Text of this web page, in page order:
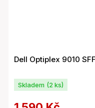
Dell Optiplex 9010 SFF
Skladem (2 ks)